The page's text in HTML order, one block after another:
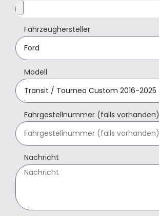
Fahrzeughersteller
Modell
Fahrgestellnummer (falls vorhanden)
Nachricht